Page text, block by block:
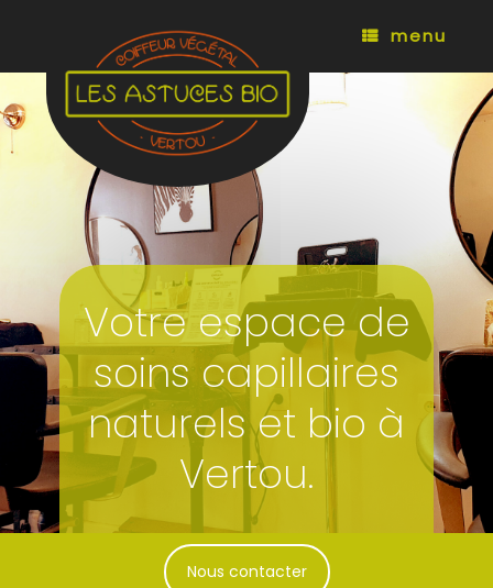
menu
Votre espace de
soins capillaires
naturels et bio à
Vertou.
Nous contacter